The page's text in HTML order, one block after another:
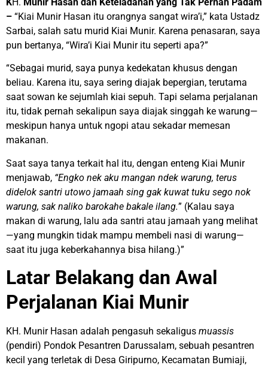
– “Kiai Munir Hasan itu orangnya sangat wira’i,” kata Ustadz
Sarbai, salah satu murid Kiai Munir. Karena penasaran, saya
pun bertanya, “Wira’i Kiai Munir itu seperti apa?”
“Sebagai murid, saya punya kedekatan khusus dengan
beliau. Karena itu, saya sering diajak bepergian, terutama
saat sowan ke sejumlah kiai sepuh. Tapi selama perjalanan
itu, tidak pernah sekalipun saya diajak singgah ke warung—
meskipun hanya untuk ngopi atau sekadar memesan
makanan.
Saat saya tanya terkait hal itu, dengan enteng Kiai Munir
menjawab, “Engko nek aku mangan ndek warung, terus
didelok santri utowo jamaah sing gak kuwat tuku sego nok
warung, sak naliko barokahe bakale ilang.” (Kalau saya
makan di warung, lalu ada santri atau jamaah yang melihat
—yang mungkin tidak mampu membeli nasi di warung—
saat itu juga keberkahannya bisa hilang.)”
Latar Belakang dan Awal
Perjalanan Kiai Munir
KH. Munir Hasan adalah pengasuh sekaligus muassis
(pendiri) Pondok Pesantren Darussalam, sebuah pesantren
kecil yang terletak di Desa Giripurno, Kecamatan Bumiaji,